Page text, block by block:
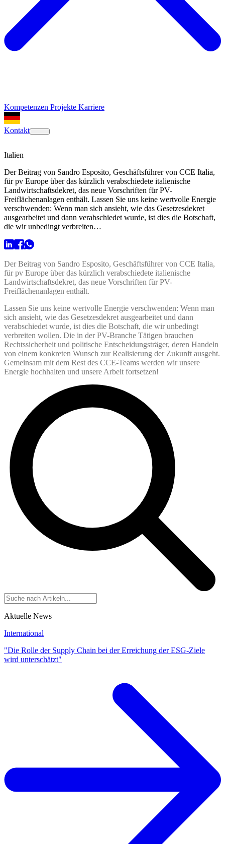
Kompetenzen Projekte Karriere
Kontakt
Italien
Der Beitrag von Sandro Esposito, Geschäftsführer von CCE Italia,
für pv Europe über das kürzlich verabschiedete italienische
Landwirtschaftsdekret, das neue Vorschriften für PV-
Freiflächenanlagen enthält. Lassen Sie uns keine wertvolle Energie
verschwenden: Wenn man sich ansieht, wie das Gesetzesdekret
ausgearbeitet und dann verabschiedet wurde, ist dies die Botschaft,
die wir unbedingt verbreiten…
Der Beitrag von Sandro Esposito, Geschäftsführer von CCE Italia,
für pv Europe über das kürzlich verabschiedete italienische
Landwirtschaftsdekret, das neue Vorschriften für PV-
Freiflächenanlagen enthält.
Lassen Sie uns keine wertvolle Energie verschwenden: Wenn man
sich ansieht, wie das Gesetzesdekret ausgearbeitet und dann
verabschiedet wurde, ist dies die Botschaft, die wir unbedingt
verbreiten wollen. Die in der PV-Branche Tätigen brauchen
Rechtssicherheit und politische Entscheidungsträger, deren Handeln
von einem konkreten Wunsch zur Realisierung der Zukunft ausgeht.
Gemeinsam mit dem Rest des CCE-Teams werden wir unsere
Energie hochhalten und unsere Arbeit fortsetzen!
Aktuelle News
International
"Die Rolle der Supply Chain bei der Erreichung der ESG-Ziele
wird unterschätzt"